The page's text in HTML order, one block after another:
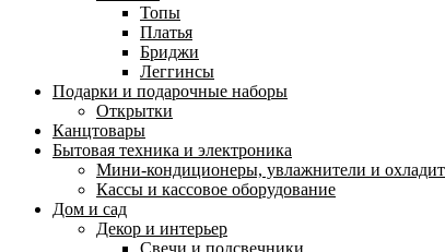
Топы
Платья
Бриджи
Леггинсы
Подарки и подарочные наборы
Открытки
Канцтовары
Бытовая техника и электроника
Мини-кондиционеры, увлажнители и
Кассы и кассовое оборудование
Дом и сад
Декор и интерьер
Свечи и подсвечники